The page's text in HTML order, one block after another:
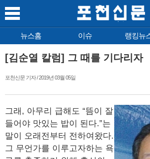
뉴스홈 이슈 랭킹뉴
[김순열 칼럼] 그 때를 기다리자
포천신문 기자 / 2019년 03월 05일
그래, 아무리 급해도 “뜸이 잘
들어야 맛있는 밥이 된다.”는
말이 오래전부터 전하여왔다.
그 무언가를 이루고자하는 욕